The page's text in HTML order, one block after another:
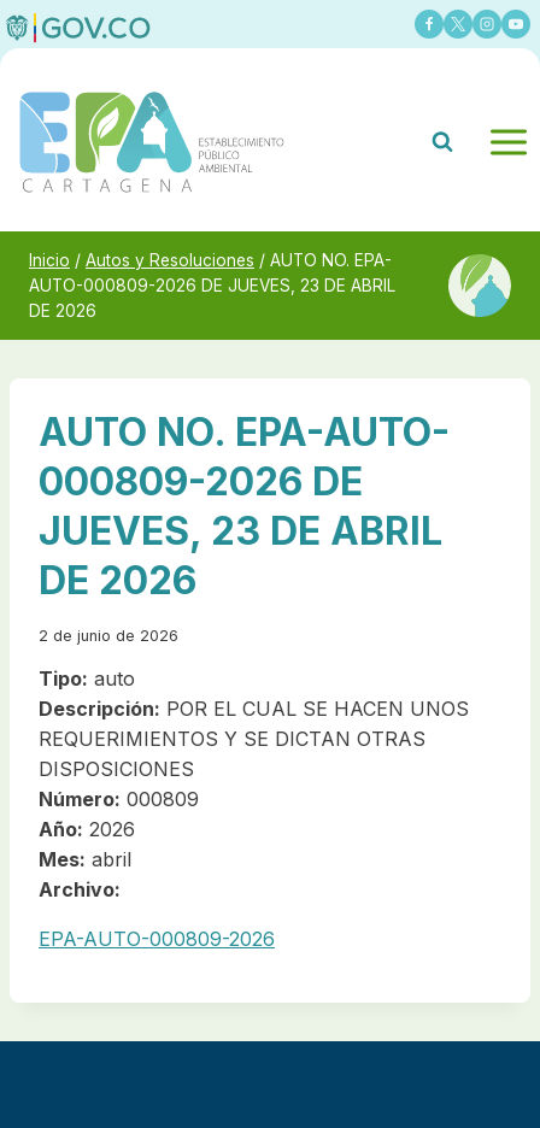
Saltar
al
Inicio / Autos y Resoluciones / AUTO NO. EPA-
AUTO-000809-2026 DE JUEVES, 23 DE ABRIL
DE 2026
AUTO NO. EPA-AUTO-
000809-2026 DE
JUEVES, 23 DE ABRIL
DE 2026
2 de junio de 2026
Tipo: auto
Descripción: POR EL CUAL SE HACEN UNOS
REQUERIMIENTOS Y SE DICTAN OTRAS
DISPOSICIONES
Número: 000809
Año: 2026
Mes: abril
Archivo:
EPA-AUTO-000809-2026